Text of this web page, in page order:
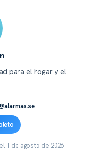
para el hogar y el
1 de agosto de 2026